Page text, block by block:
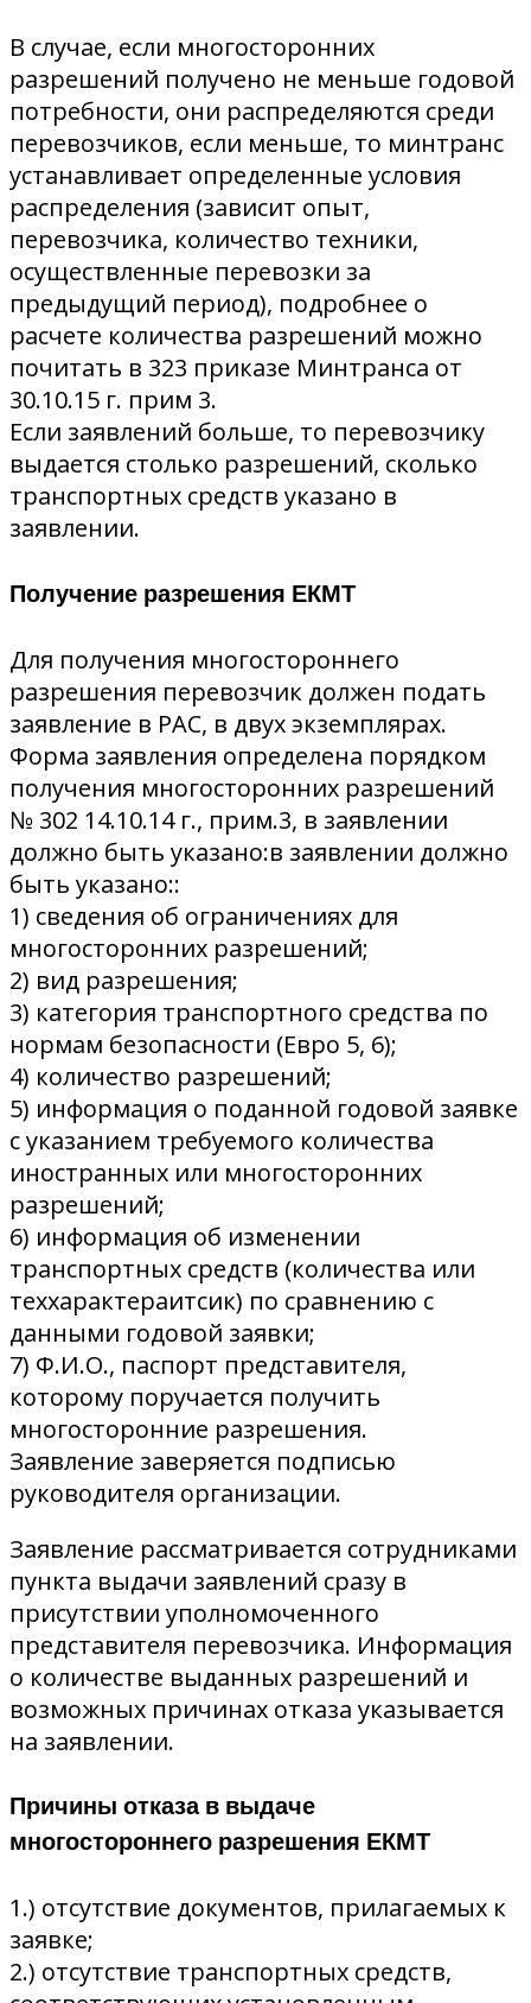
В случае, если многосторонних
разрешений получено не меньше годовой
потребности, они распределяются среди
перевозчиков, если меньше, то минтранс
устанавливает определенные условия
распределения (зависит опыт,
перевозчика, количество техники,
осуществленные перевозки за
предыдущий период), подробнее о
расчете количества разрешений можно
почитать в 323 приказе Минтранса от
30.10.15 г. прим 3.
Если заявлений больше, то перевозчику
выдается столько разрешений, сколько
транспортных средств указано в
заявлении.
Получение разрешения ЕКМТ
Для получения многостороннего
разрешения перевозчик должен подать
заявление в РАС, в двух экземплярах.
Форма заявления определена порядком
получения многосторонних разрешений
№ 302 14.10.14 г., прим.3, в заявлении
должно быть указано:в заявлении должно
быть указано::
1) сведения об ограничениях для
многосторонних разрешений;
2) вид разрешения;
3) категория транспортного средства по
нормам безопасности (Евро 5, 6);
4) количество разрешений;
5) информация о поданной годовой заявке
с указанием требуемого количества
иностранных или многосторонних
разрешений;
6) информация об изменении
транспортных средств (количества или
теххарактераитсик) по сравнению с
данными годовой заявки;
7) Ф.И.О., паспорт представителя,
которому поручается получить
многосторонние разрешения.
Заявление заверяется подписью
руководителя организации.
Заявление рассматривается сотрудниками
пункта выдачи заявлений сразу в
присутствии уполномоченного
представителя перевозчика. Информация
о количестве выданных разрешений и
возможных причинах отказа указывается
на заявлении.
Причины отказа в выдаче
многостороннего разрешения ЕКМТ
1.) отсутствие документов, прилагаемых к
заявке;
2.) отсутствие транспортных средств,